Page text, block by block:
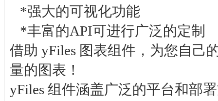
*强大的可视化功能
*丰富的API可进行广泛的定制
借助 yFiles 图表组件，为您自己
量的图表！
yFiles 组件涵盖广泛的平台和部